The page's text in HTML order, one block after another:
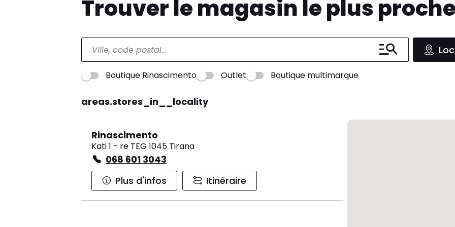
Trouver le magasin le plus proche
Boutique Rinascimento Outlet Boutique multimarque
areas.stores_in__locality
Rinascimento
Kati 1 - re TEG 1045 Tirana
068 601 3043
Plus d'infos
Itinéraire